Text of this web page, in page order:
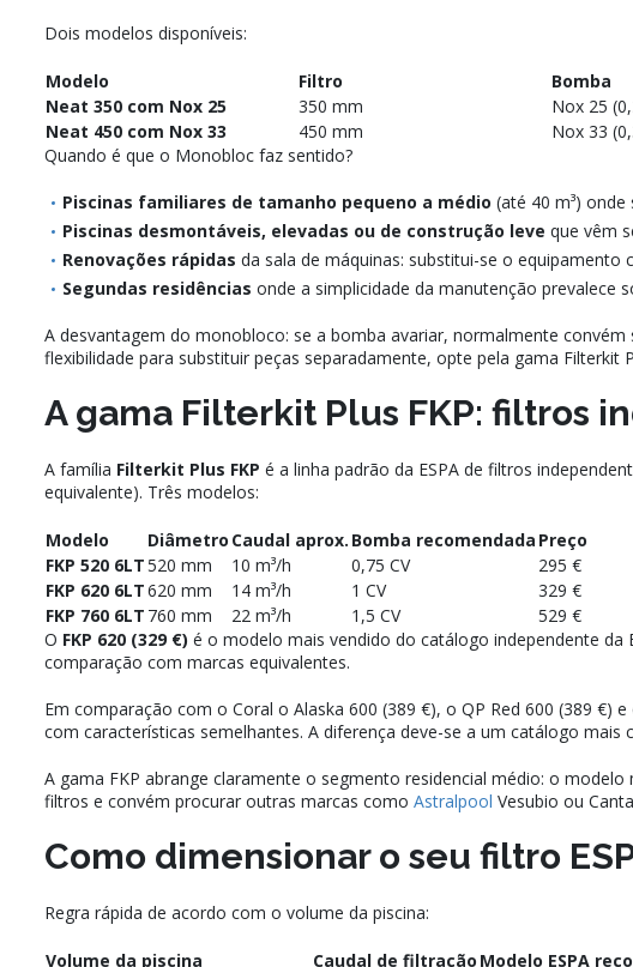
Dois modelos disponíveis:
Modelo Filtro Bomba
Neat 350 com Nox 25
350 mm Nox 25
Neat 450 com Nox 33
450 mm Nox 33
Quando é que o Monobloc faz sentido?
Piscinas familiares de tamanho pequeno a médio (até 40 m³)
Piscinas desmontáveis, elevadas ou de construção leve que vêm
Renovações rápidas da sala de máquinas: substitui-se o
Segundas residências onde a simplicidade da manutenção prevalece
A desvantagem do monobloco: se a bomba avariar, normalmente
flexibilidade para substituir peças separadamente, opte pela gama Filterkit
A gama Filterkit Plus FKP: filtros
A família Filterkit Plus FKP é a linha padrão da ESPA de filtros
equivalente). Três modelos:
Modelo Diâmetro Caudal aprox. Bomba recomendada Preço
FKP 520 6LT520 mm 10 m³/h 0,75 CV
295 €
FKP 620 6LT620 mm 14 m³/h 1 CV
329 €
FKP 760 6LT 760 mm 22 m³/h 1,5 CV
529 €
O FKP 620 (329 €) é o modelo mais vendido do catálogo independente da
comparação com marcas equivalentes.
Em comparação com o Coral o Alaska 600 (389 €), o QP Red 600 (389 €) e
com características semelhantes. A diferença deve-se a um catálogo
A gama FKP abrange claramente o segmento residencial médio: o
filtros e convém procurar outras marcas como Astralpool Vesubio ou
Como dimensionar o seu filtro
Regra rápida de acordo com o volume da piscina:
Volume da piscina Caudal de filtração Modelo ESPA